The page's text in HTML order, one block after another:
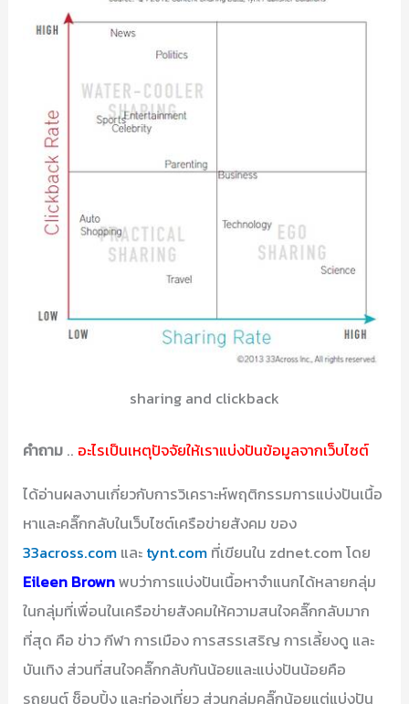
sharing and clickback
คำถาม .. อะไรเป็นเหตุปัจจัยให้เราแบ่งปันข้อมูลจากเว็บไซต์
ได้อ่านผลงานเกี่ยวกับการวิเคราะห์พฤติกรรมการแบ่งปันเนื้อ
หาและคลิ๊กกลับในเว็บไซต์เครือข่ายสังคม ของ
33across.com และ tynt.com ที่เขียนใน zdnet.com โดย
Eileen Brownพบว่าการแบ่งปันเนื้อหาจำแนกได้หลายกลุ่ม
ในกลุ่มที่เพื่อนในเครือข่ายสังคมให้ความสนใจคลิ๊กกลับมาก
ที่สุด คือ ข่าว กีฬา การเมือง การสรรเสริญ การเลี้ยงดู และ
บันเทิง ส่วนที่สนใจคลิ๊กกลับกันน้อยและแบ่งปันน้อยคือ
รถยนต์ ช็อบปิ้ง และท่องเที่ยว ส่วนกลุ่มคลิ๊กน้อยแต่แบ่งปัน